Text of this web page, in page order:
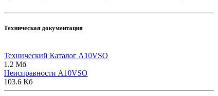
Техническая документация
Технический Каталог A10VSO
1.2 Мб
Неисправности A10VSO
103.6 Кб